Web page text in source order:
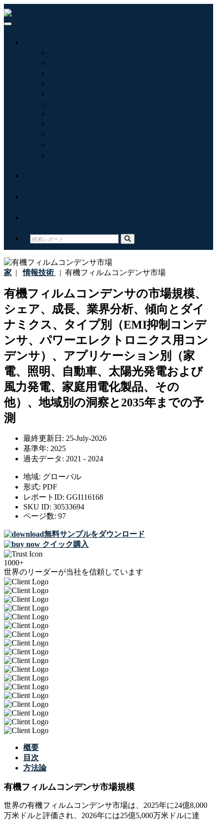
家 | 情報技術 | 有機フィルムコンデンサ市場
有機フィルムコンデンサの市場規模、
シェア、成長、業界分析、傾向とダイ
ナミクス、タイプ別（EMI抑制コンデ
ンサ、パワーエレクトロニクス用コン
デンサ）、アプリケーション別（家
電、照明、自動車、太陽光発電および
風力発電、家庭用電化製品、その
他）、地域別の洞察と2035年までの予
測
最終更新日: 25-July-2026
基準年: 2025
過去データ: 2021 - 2024
地域: グローバル
形式: PDF
レポートID: GGI116168
SKU ID: 30533694
ページ数: 97
無料サンプルをダウンロード
クイック購入
1000+
世界のリーダーが当社を信頼しています
概要
目次
方法論
有機フィルムコンデンサ市場規模
世界の有機フィルムコンデンサ市場は、2025年に24億8,000
万米ドルと評価され、2026年には25億5,000万米ドルに達